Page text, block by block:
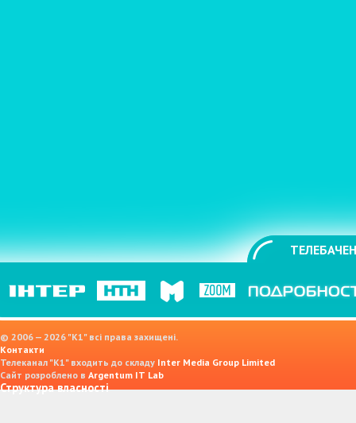
© 2006 — 2026 "K1" всі права захищені.
Контакти
Телеканал "К1" входить до складу Inter Media Group Limited
Сайт розроблено в Argentum IT Lab
Структура власності